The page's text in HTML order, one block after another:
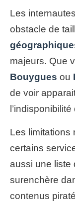
Les
obstacle de
majeurs. Que
Bouygues ou
de voir
Les limitations
certains
aussi une liste
surenchère
contenus